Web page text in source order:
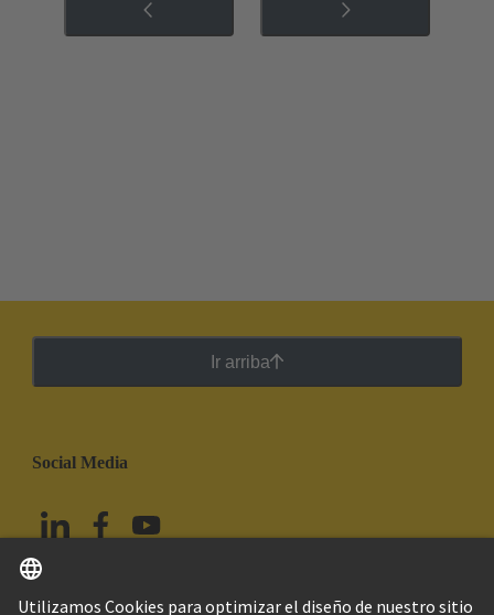
Ir arriba
Social Media